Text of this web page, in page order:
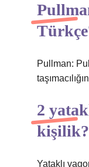
Pullman:
2
kişilik?
Yataklı